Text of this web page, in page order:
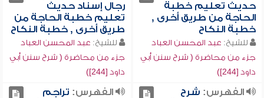
حديث تعليم خطبة
الحاجة من طريق أخرى ,
خطبة النكاح
للشيخ: عبد المحسن العباد
جزء من محاضرة ( شرح سنن أبي
داود [244])
رجال إسناد حديث
تعليم خطبة الحاجة من
طريق أخرى , خطبة النكاح
للشيخ: عبد المحسن العباد
جزء من محاضرة ( شرح سنن أبي
داود [244])
الفهرس: شرح
الفهرس: تراجم